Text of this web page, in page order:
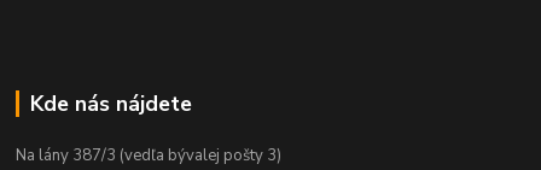
Kde nás nájdete
Na lány 387/3 (vedľa bývalej pošty 3)